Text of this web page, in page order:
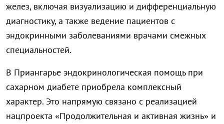
желез, включая визуализацию и дифференциальную
диагностику, а также ведение пациентов с
эндокринными заболеваниями врачами смежных
специальностей.
В Приангарье эндокринологическая помощь при
сахарном диабете приобрела комплексный
характер. Это напрямую связано с реализацией
нацпроекта «Продолжительная и активная жизнь» и